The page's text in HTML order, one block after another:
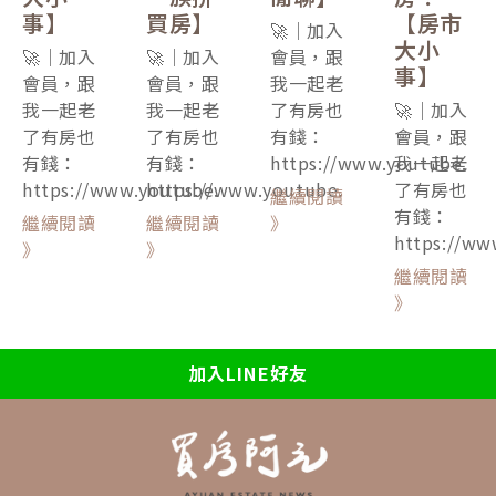
事】
🚀｜加入
會員，跟
我一起老
了有房也
有錢：
https://www.youtube.
繼續閱讀
》
買房】
🚀｜加入
會員，跟
我一起老
了有房也
有錢：
https://www.youtube.
繼續閱讀
》
🚀｜加入
會員，跟
我一起老
了有房也
有錢：
https://www.youtube.
繼續閱讀
》
【房市
大小
事】
🚀｜加入
會員，跟
我一起老
了有房也
有錢：
https://
繼續閱讀
》
加入LINE好友